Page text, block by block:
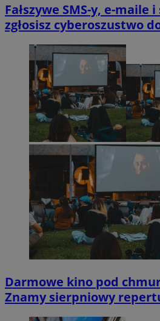
Fałszywe SMS-y, e-maile
zgłosisz cyberoszustwo
Darmowe kino pod
Znamy sierpniowy